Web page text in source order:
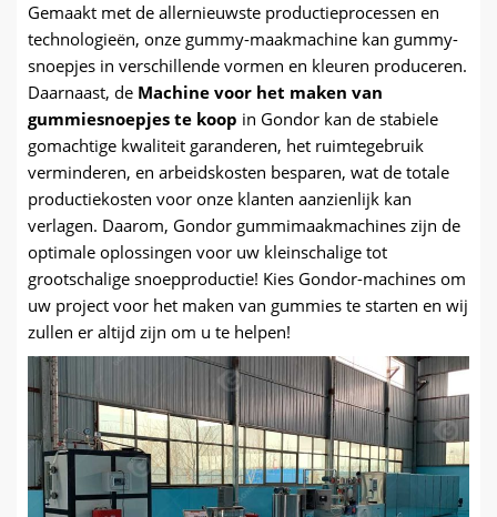
Gemaakt met de allernieuwste productieprocessen en
technologieën, onze gummy-maakmachine kan gummy-
snoepjes in verschillende vormen en kleuren produceren.
Daarnaast, de Machine voor het maken van
gummiesnoepjes te koop in Gondor kan de stabiele
gomachtige kwaliteit garanderen, het ruimtegebruik
verminderen, en arbeidskosten besparen, wat de totale
productiekosten voor onze klanten aanzienlijk kan
verlagen. Daarom, Gondor gummimaakmachines zijn de
optimale oplossingen voor uw kleinschalige tot
grootschalige snoepproductie! Kies Gondor-machines om
uw project voor het maken van gummies te starten en wij
zullen er altijd zijn om u te helpen!